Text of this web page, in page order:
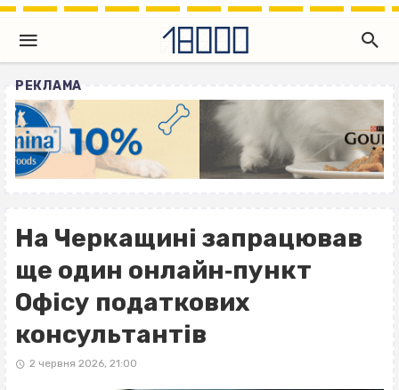
РЕКЛАМА
На Черкащині запрацював
ще один онлайн‐пункт
Офісу податкових
консультантів
2 червня 2026, 21:00